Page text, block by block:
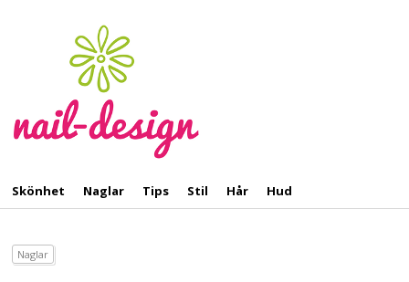
Skönhet Naglar Tips Stil Hår Hud
Naglar